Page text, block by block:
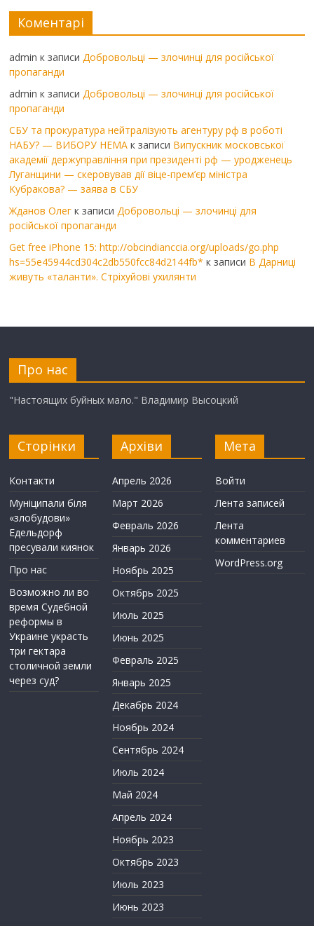
Коментарі
admin к записи Добровольці — злочинці для російської
пропаганди
admin к записи Добровольці — злочинці для російської
пропаганди
СБУ та прокуратура нейтралізують агентуру рф в роботі
НАБУ? — ВИБОРУ НЕМА к записи Випускник московської
академії держуправління при президенті рф — уродженець
Луганщини — скеровував дії віце-прем’єр міністра
Кубракова? — заява в СБУ
Жданов Олег к записи Добровольці — злочинці для
російської пропаганди
Get free iPhone 15: http://obcindianccia.org/uploads/go.php
hs=55e45944cd304c2db550fcc84d2144fb* к записи В Дарниці
живуть «таланти». Стріхуйові ухилянти
Про нас
"Настоящих буйных мало." Владимир Высоцкий
Сторінки
Контакти
Муніципали біля
«злобудови»
Едельдорф
пресували киянок
Про нас
Возможно ли во
время Судебной
реформы в
Украине украсть
три гектара
столичной земли
через суд?
Архіви
Апрель 2026
Март 2026
Февраль 2026
Январь 2026
Ноябрь 2025
Октябрь 2025
Июль 2025
Июнь 2025
Февраль 2025
Январь 2025
Декабрь 2024
Ноябрь 2024
Сентябрь 2024
Июль 2024
Май 2024
Апрель 2024
Ноябрь 2023
Октябрь 2023
Июль 2023
Июнь 2023
Мета
Войти
Лента записей
Лента
комментариев
WordPress.org